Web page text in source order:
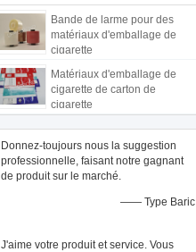
Bande de larme pour des
matériaux d'emballage de
cigarette
Matériaux d'emballage de
cigarette de carton de
cigarette
Donnez-toujours nous la suggestion
professionnelle, faisant notre gagnant
de produit sur le marché.
—— Type Baric
J'aime votre produit et service. Vous